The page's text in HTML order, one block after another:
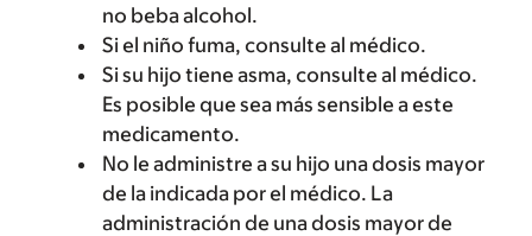
no beba alcohol.
Si el niño fuma, consulte al médico.
Si su hijo tiene asma, consulte al médico.
Es posible que sea más sensible a este
medicamento.
No le administre a su hijo una dosis mayor
de la indicada por el médico. La
administración de una dosis mayor de